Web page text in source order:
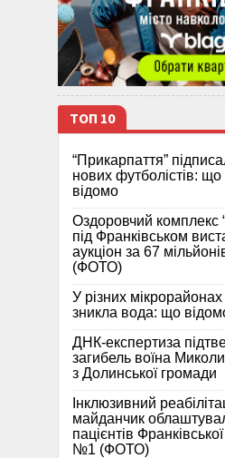
ТОП 10
“Прикарпаття”
нових футболістів:
відомо
Оздоровчий комплекс
під Франківськом
аукціон за 67
(ФОТО)
У різних
зникла вода: що
ДНК-експертиза
загибель воїна
з Долинської громади
Інклюзивний
майданчик
пацієнтів Франківської
№1 (ФОТО)